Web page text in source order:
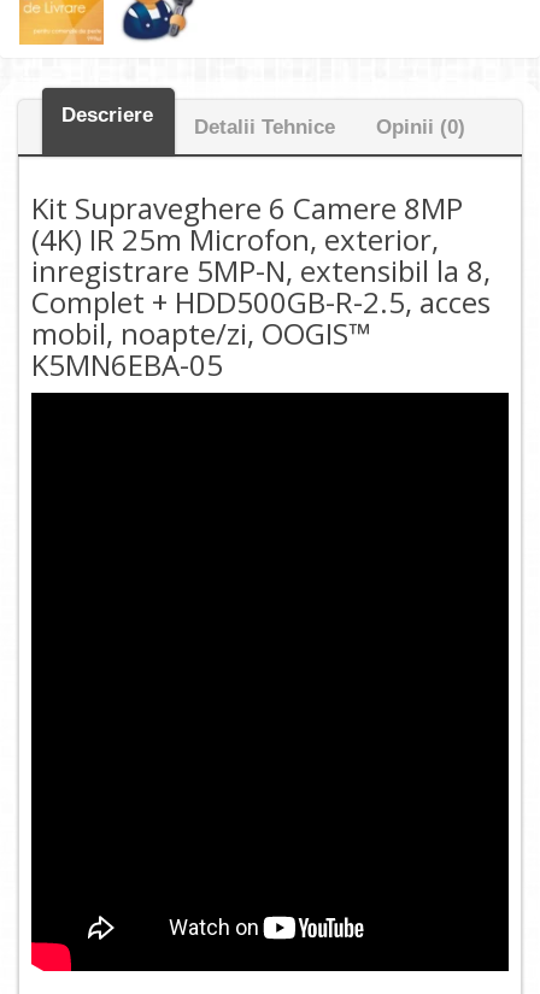
Descriere
Detalii Tehnice Opinii (0)
Kit Supraveghere 6 Camere 8MP
(4K) IR 25m Microfon, exterior,
inregistrare 5MP-N, extensibil la 8,
Complet + HDD500GB-R-2.5, acces
mobil, noapte/zi, OOGIS™
K5MN6EBA-05